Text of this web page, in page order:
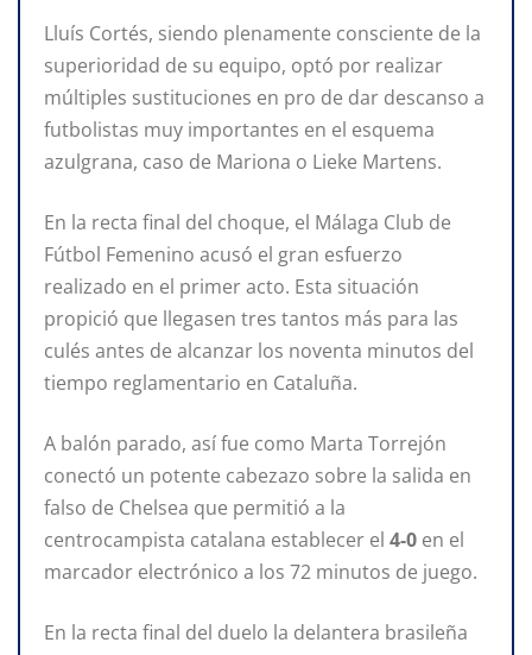
Lluís Cortés, siendo plenamente consciente de la
superioridad de su equipo, optó por realizar
múltiples sustituciones en pro de dar descanso a
futbolistas muy importantes en el esquema
azulgrana, caso de Mariona o Lieke Martens.
En la recta final del choque, el Málaga Club de
Fútbol Femenino acusó el gran esfuerzo
realizado en el primer acto. Esta situación
propició que llegasen tres tantos más para las
culés antes de alcanzar los noventa minutos del
tiempo reglamentario en Cataluña.
A balón parado, así fue como Marta Torrejón
conectó un potente cabezazo sobre la salida en
falso de Chelsea que permitió a la
centrocampista catalana establecer el 4-0 en el
marcador electrónico a los 72 minutos de juego.
En la recta final del duelo la delantera brasileña